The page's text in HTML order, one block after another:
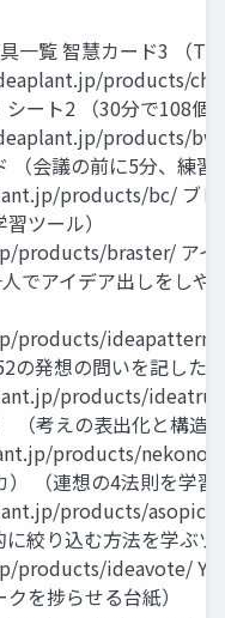
一覧 智慧カード3 （
products/
シート2 （30分で108個
products/
（会議の前に5分、練習
products/bc/ ブレ
ツール）
products/braster/ アイ
人でアイデア出しをしや
products/ideapattern/
の発想の問いを記した
products/
（考えの表出化と構造
products/
） （連想の4法則を学
products/asopica/
に絞り込む方法を学ぶ
products/ideavote/
を捗らせる台紙）